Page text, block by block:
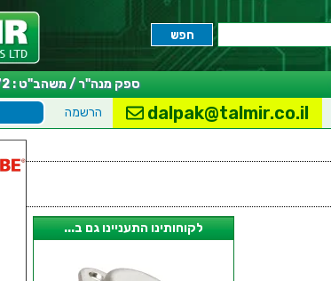
ספק מנה"ר / משהב"ט : 083-074572
הרשמה dalpak@talmir.co.il
לקוחותינו התעניינו גם ב...